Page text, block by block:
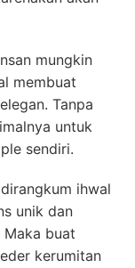
mungkin
membuat
Tanpa
untuk
sendiri.
ihwal
unik dan
buat
kerumitan